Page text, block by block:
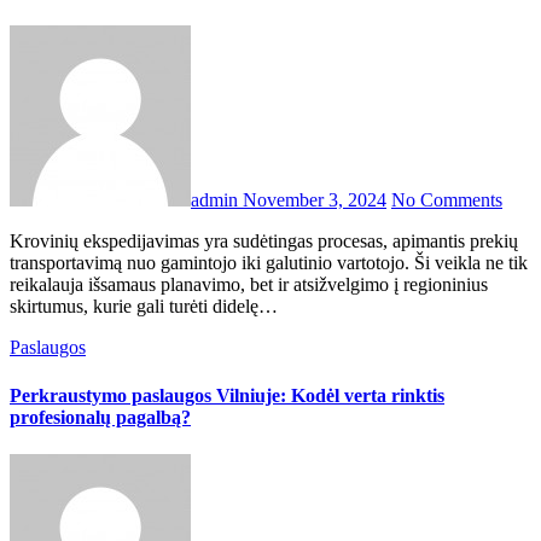
admin November 3, 2024 No Comments
Krovinių ekspedijavimas yra sudėtingas procesas, apimantis prekių
transportavimą nuo gamintojo iki galutinio vartotojo. Ši veikla ne tik
reikalauja išsamaus planavimo, bet ir atsižvelgimo į regioninius
skirtumus, kurie gali turėti didelę…
Paslaugos
Perkraustymo paslaugos Vilniuje: Kodėl verta rinktis
profesionalų pagalbą?